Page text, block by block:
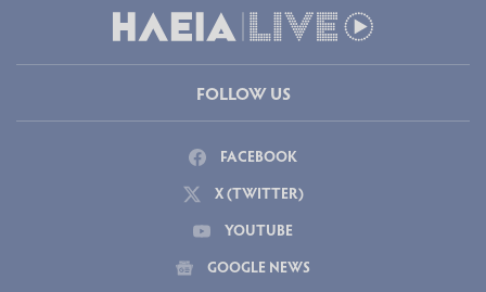
FOLLOW US
FACEBOOK
X (TWITTER)
YOUTUBE
GOOGLE NEWS